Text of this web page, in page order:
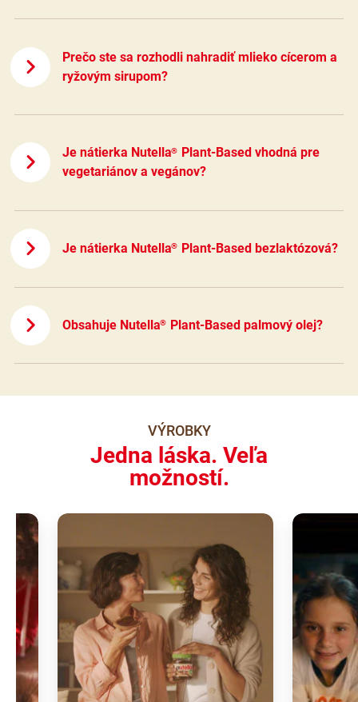
Prečo ste sa rozhodli nahradiť mlieko cícerom a
ryžovým sirupom?
Je nátierka Nutella®
Plant-Based vhodná pre
vegetariánov a vegánov?
Je nátierka Nutella® Plant-Based bezlaktózová?
Obsahuje Nutella® Plant-Based palmový olej?
VÝROBKY
Jedna láska. Veľa
možností.